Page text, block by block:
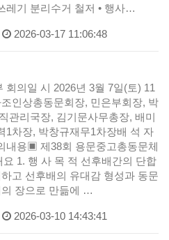
레기 분리수거 철저 • 행사…
2026-03-17 11:06:48
회의일 시 2026년 3월 7일(토) 11
인상총동문회장, 민은부회장, 박
관리국장, 김기문사무총장, 배미
1차장, 박창규재무1차장배 석 자
내용▣ 제38회 용문중고총동문체
1. 행 사 목 적 선후배간의 단합
고 선후배의 유대감 형성과 동문
장으로 만듦에 …
2026-03-10 14:43:41